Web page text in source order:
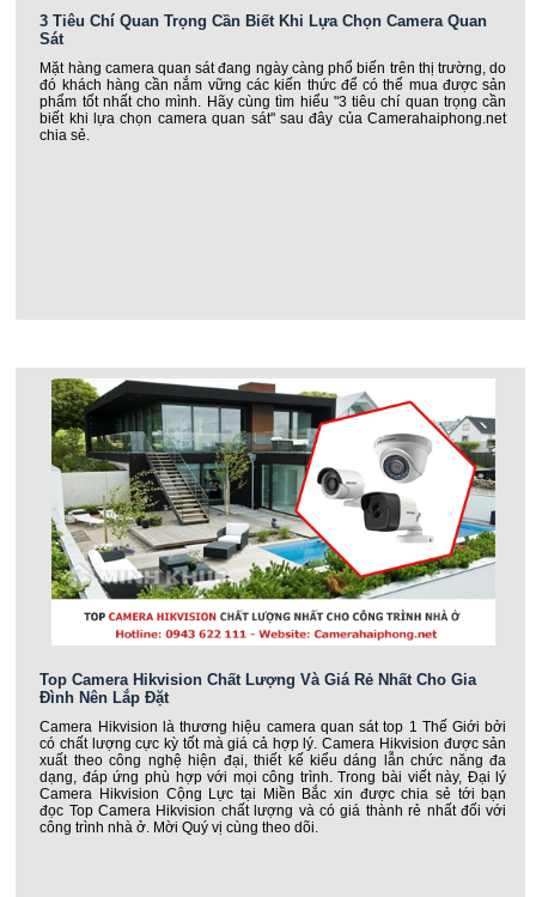
3 Tiêu Chí Quan Trọng Cần Biết Khi Lựa Chọn Camera Quan
Sát
Mặt hàng camera quan sát đang ngày càng phổ biến trên thị trường, do
đó khách hàng cần nắm vững các kiến thức để có thể mua được sản
phẩm tốt nhất cho mình. Hãy cùng tìm hiểu "3 tiêu chí quan trọng cần
biết khi lựa chọn camera quan sát" sau đây của Camerahaiphong.net
chia sẻ.
Top Camera Hikvision Chất Lượng Và Giá Rẻ Nhất Cho Gia
Đình Nên Lắp Đặt
Camera Hikvision là thương hiệu camera quan sát top 1 Thế Giới bởi
có chất lượng cực kỳ tốt mà giá cả hợp lý. Camera Hikvision được sản
xuất theo công nghệ hiện đại, thiết kế kiểu dáng lẫn chức năng đa
dạng, đáp ứng phù hợp với mọi công trình. Trong bài viết này, Đại lý
Camera Hikvision Cộng Lực tại Miền Bắc xin được chia sẻ tới bạn
đọc Top Camera Hikvision chất lượng và có giá thành rẻ nhất đối với
công trình nhà ở. Mời Quý vị cùng theo dõi.